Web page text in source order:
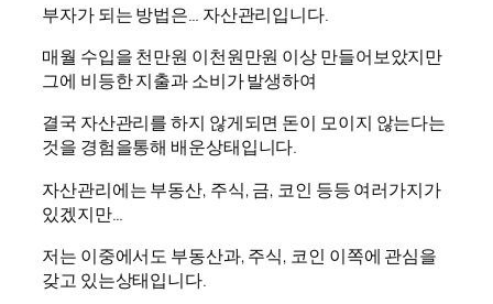
부자가 되는 방법은… 자산관리입니다.
매월 수입을 천만원 이천원만원 이상 만들어보았지만
그에 비등한 지출과 소비가 발생하여
결국 자산관리를 하지 않게되면 돈이 모이지 않는다는
것을 경험을통해 배운상태입니다.
자산관리에는 부동산, 주식, 금, 코인 등등 여러가지가
있겠지만…
저는 이중에서도 부동산과, 주식, 코인 이쪽에 관심을
갖고 있는상태입니다.